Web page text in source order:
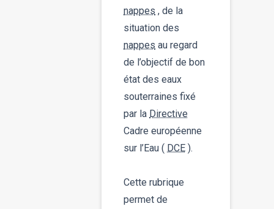
nappes , de la
situation des
nappes au regard
de l’objectif de bon
état des eaux
souterraines fixé
par la Directive
Cadre européenne
sur l’Eau ( DCE ).
Cette rubrique
permet de